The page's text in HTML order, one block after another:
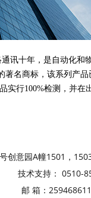
讯十年，是自动化和
著名商标，该系列产品
实行100%检测，并在
创意园A幢1501，
支持： 0510-
箱：